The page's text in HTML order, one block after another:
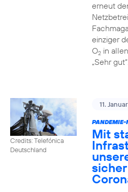
erneut
einziger
O2in
„Sehr
Credits: Telefónica
Deutschland
11.
Mit